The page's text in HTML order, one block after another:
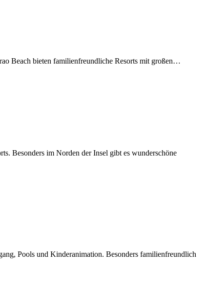
Beach bieten familienfreundliche Resorts mit großen…
Besonders im Norden der Insel gibt es wunderschöne
Pools und Kinderanimation. Besonders familienfreundlich